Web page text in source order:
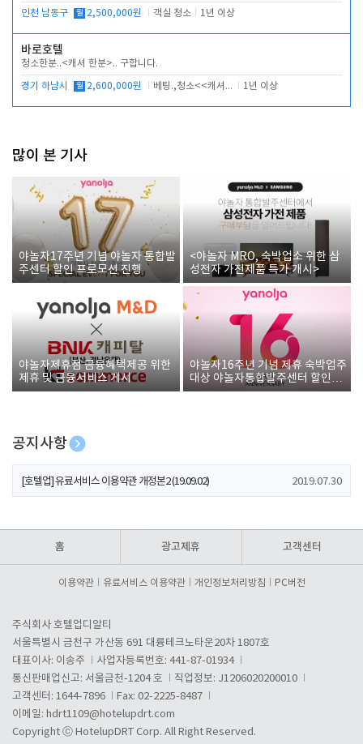
인천 남동구 월 2,500,000원 객실 청소 1년 이상
바로호텔
청소한분..<캐셔 한분>.. 구합니다.
경기 하남시 월 2,600,000원 베팅.,청소<<캐셔 모셔봅니다. 1년 이상
많이 본 기사
야놀자17주년 기념 야놀자 통합발
주센터 할인 프로모션 진행
<야놀자 MRO, 숙박업소 위한 삼
성전자 가전제품 특가 개시>
야놀자제휴점 금융혜택제공 위한
제휴 및 금융서비스 게시
야놀자16주년 기념 제휴 숙박업주
대상 야놀자통합발주센터 할인쿠
폰 증정
공지사항
[호텔업] 개인정보 처리방침 개정본1 (19.09.02)
[호텔업] 유료서비스 이용약관 개정본2 (19.09.02) 2019.07.30
홈 광고제휴 고객센터
이용약관 유료서비스 이용약관 개인정보처리방침 PC버전
주식회사 호텔업디알티
서울특별시 금천구 가산동 691 대륭테크노타운20차 1807호
대표이사: 이송주
사업자등록번호: 441-87-01934
통신판매업신고: 서울금천-1204 호
직업정보: J1206020200010
고객센터: 1644-7896
Fax: 02-2225-8487
이메일: hdrt1109@hotelupdrt.com
Copyright ⓒ HotelupDRT Corp. All Right Reserved.